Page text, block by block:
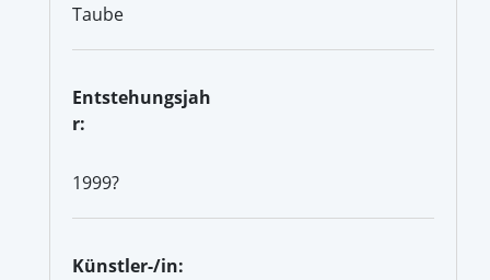
Taube
Entstehungsjah
r:
1999?
Künstler-/in: